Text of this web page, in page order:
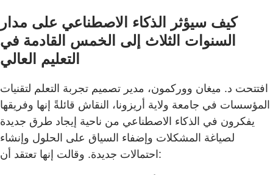
كيف سيؤثر الذكاء الاصطناعي على مدار
السنوات الثلاث إلى الخمس القادمة في
التعليم العالي
افتتحت د. ميغان ووركمون، مدير تصميم تجربة التعلم لتقنيات
المؤسسات في جامعة ولاية أريزونا، النقاش قائلةً إنها وفريقها
يفكرون في الذكاء الاصطناعي من ناحية إيجاد طرق جديدة
لصياغة المشكلات وإضفاء السياق على الحلول وإنشاء
احتمالات جديدة. وقالت إنها تعتقد أن: